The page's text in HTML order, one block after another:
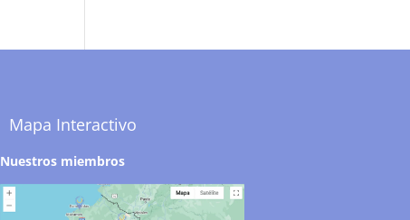
Mapa Interactivo
Nuestros miembros